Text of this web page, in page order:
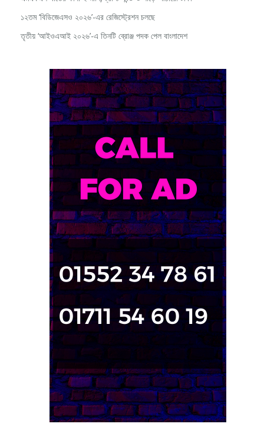
১২তম ‘বিডিজেএসও ২০২৬’-এর রেজিস্ট্রেশন চলছে
তৃতীয় ‘আইওএআই ২০২৬’-এ তিনটি ব্রোঞ্জ পদক পেল বাংলাদেশ